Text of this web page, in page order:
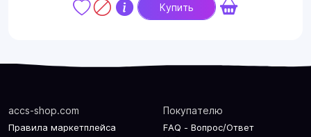
Купить
accs-shop.com
Правила маркетплейса
Покупателю
FAQ - Вопрос/Ответ